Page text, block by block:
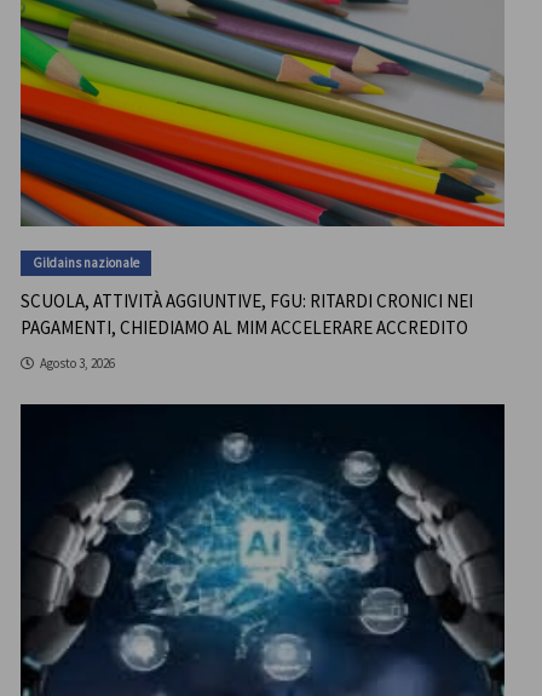
Gildains nazionale
SCUOLA, ATTIVITÀ AGGIUNTIVE, FGU: RITARDI CRONICI NEI
PAGAMENTI, CHIEDIAMO AL MIM ACCELERARE ACCREDITO
Agosto 3, 2026